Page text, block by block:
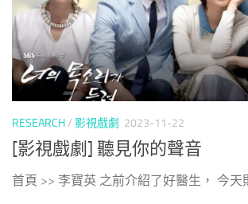
RESEARCH/ 影視戲劇 2023-11-22
[影視戲劇] 聽見你的聲音
首頁 >> 李寶英 之前介紹了好醫生， 今天